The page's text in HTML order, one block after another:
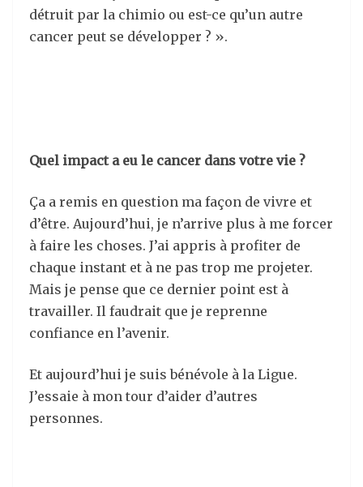
détruit par la chimio ou est-ce qu’un autre
cancer peut se développer ? ».
Quel impact a eu le cancer dans votre vie ?
Ça a remis en question ma façon de vivre et
d’être. Aujourd’hui, je n’arrive plus à me forcer
à faire les choses. J’ai appris à profiter de
chaque instant et à ne pas trop me projeter.
Mais je pense que ce dernier point est à
travailler. Il faudrait que je reprenne
confiance en l’avenir.
Et aujourd’hui je suis bénévole à la Ligue.
J’essaie à mon tour d’aider d’autres
personnes.